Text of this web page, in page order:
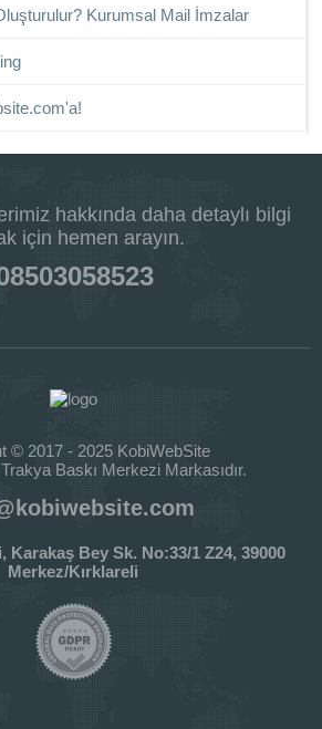
Kurumsal Mail İmzalar
hakkında daha detaylı bilgi
için hemen arayın.
© 2017 - 2025 KobiWebSite
Baskı Merkezi Markasıdır.
Karakaş Bey Sk. No:33/1 Z24, 39000
Merkez/Kırklareli